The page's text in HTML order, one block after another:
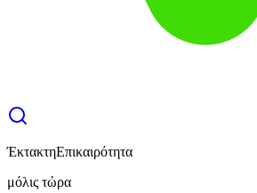
ΈκτακτηΕπικαιρότητα
μόλις τώρα